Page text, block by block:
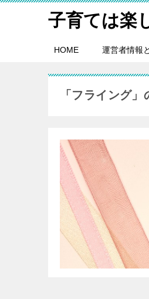
子育ては楽
HOME 運営者情報
「フライング